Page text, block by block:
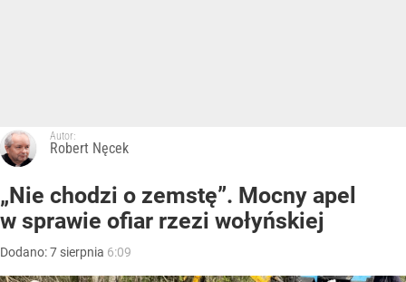
Autor:
Robert Nęcek
„Nie chodzi o zemstę”. Mocny apel
w sprawie ofiar rzezi wołyńskiej
Dodano:7 sierpnia 6:09